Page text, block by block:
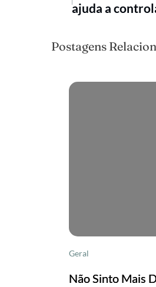
ajuda a
Postagens
Geral
Não Sinto Mais